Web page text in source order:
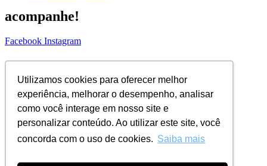
Utilizamos cookies para oferecer melhor
experiência, melhorar o desempenho, analisar
como você interage em nosso site e
personalizar conteúdo. Ao utilizar este site, você
concorda com o uso de cookies. Saiba mais
acompanhe!
Facebook Instagram
ASSINE NOSSA NEWS!
Nome Completo
Email
© 2026 Todos os direitos reservados |
WERNER COIFFEUR